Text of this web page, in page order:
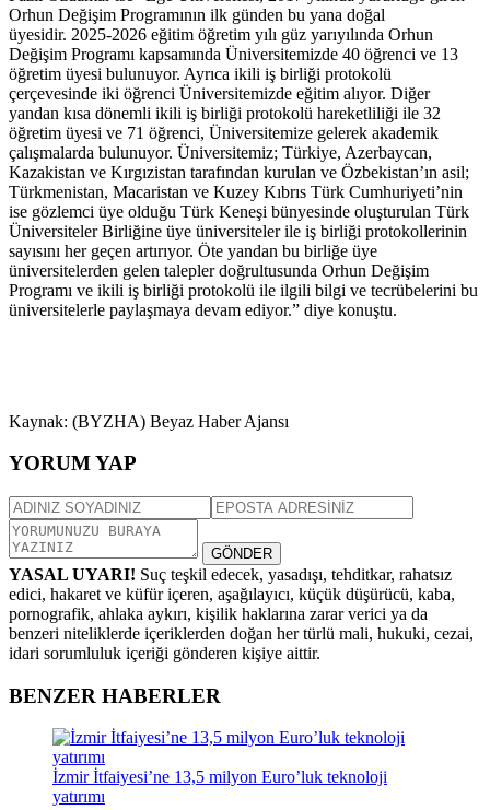
Orhun Değişim Programının ilk günden bu yana doğal
üyesidir. 2025-2026 eğitim öğretim yılı güz yarıyılında Orhun
Değişim Programı kapsamında Üniversitemizde 40 öğrenci ve 13
öğretim üyesi bulunuyor. Ayrıca ikili iş birliği protokolü
çerçevesinde iki öğrenci Üniversitemizde eğitim alıyor. Diğer
yandan kısa dönemli ikili iş birliği protokolü hareketliliği ile 32
öğretim üyesi ve 71 öğrenci, Üniversitemize gelerek akademik
çalışmalarda bulunuyor. Üniversitemiz; Türkiye, Azerbaycan,
Kazakistan ve Kırgızistan tarafından kurulan ve Özbekistan’ın asil;
Türkmenistan, Macaristan ve Kuzey Kıbrıs Türk Cumhuriyeti’nin
ise gözlemci üye olduğu Türk Keneşi bünyesinde oluşturulan Türk
Üniversiteler Birliğine üye üniversiteler ile iş birliği protokollerinin
sayısını her geçen artırıyor. Öte yandan bu birliğe üye
üniversitelerden gelen talepler doğrultusunda Orhun Değişim
Programı ve ikili iş birliği protokolü ile ilgili bilgi ve tecrübelerini bu
üniversitelerle paylaşmaya devam ediyor.” diye konuştu.
Kaynak: (BYZHA) Beyaz Haber Ajansı
YORUM YAP
GÖNDER
YASAL UYARI! Suç teşkil edecek, yasadışı, tehditkar, rahatsız
edici, hakaret ve küfür içeren, aşağılayıcı, küçük düşürücü, kaba,
pornografik, ahlaka aykırı, kişilik haklarına zarar verici ya da
benzeri niteliklerde içeriklerden doğan her türlü mali, hukuki, cezai,
idari sorumluluk içeriği gönderen kişiye aittir.
BENZER HABERLER
İzmir İtfaiyesi’ne 13,5 milyon Euro’luk teknoloji
yatırımı